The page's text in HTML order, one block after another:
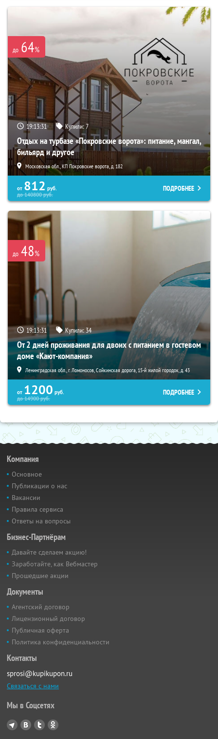
до 64%
19:13:29 Купили:7
Отдых на турбазе «Покровские ворота»: питание, мангал,
бильярд и другое
Московская обл., КП Покровские ворота, д. 182
от 812 руб.
до140800руб.
ПОДРОБНЕЕ
до 48%
19:13:29 Купили:34
От 2 дней проживания для двоих с питанием в гостевом
доме «Кают-компания»
Ленинградская обл., г. Ломоносов, Сойкинская дорога, 15-й жилой городок, д. 43
от 1200 руб.
до14900руб.
ПОДРОБНЕЕ
Компания
Основное
Публикации о нас
Вакансии
Правила сервиса
Ответы на вопросы
Бизнес-Партнёрам
Давайте сделаем акцию!
Заработайте, как Вебмастер
Прошедшие акции
Документы
Агентский договор
Лицензионный договор
Публичная оферта
Политика конфиденциальности
Контакты
sprosi@kupikupon.ru
Связаться с нами
Мы в Соцсетях